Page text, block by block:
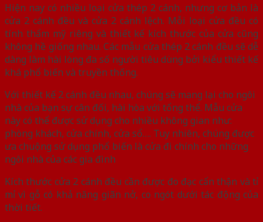
Hiện nay có nhiều loại cửa thép 2 cánh, nhưng cơ bản là
cửa 2 cánh đều và cửa 2 cánh lệch. Mỗi loại cửa đều có
tính thẩm mỹ riêng và thiết kế kích thước của cửa cũng
không hề giống nhau. Các mẫu cửa thép 2 cánh đều sẽ dễ
dàng làm hài lòng đa số người tiêu dùng bởi kiểu thiết kế
khá phổ biến và truyền thống.
Với thiết kế 2 cánh đều nhau, chúng sẽ mang lại cho ngôi
nhà của bạn sự cân đối, hài hòa với tổng thể. Mẫu cửa
này có thể được sử dụng cho nhiều không gian như:
phòng khách, cửa chính, cửa sổ…. Tuy nhiên, chúng được
ưa chuộng sử dụng phổ biến là cửa đi chính cho những
ngôi nhà của các gia đình
Kích thước cửa 2 cánh đều cần được đo đạc cẩn thận và tỉ
mỉ vì gỗ có khả năng giãn nở, co ngót dưới tác động của
thời tiết.